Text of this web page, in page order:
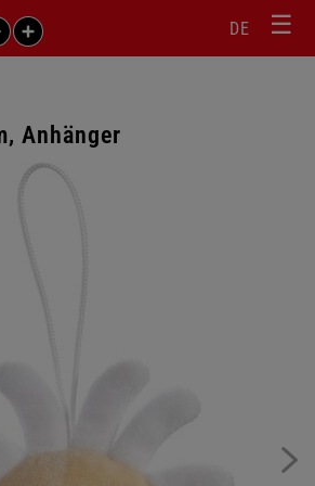
☰
DE
Suchbegriffe
Anhänger